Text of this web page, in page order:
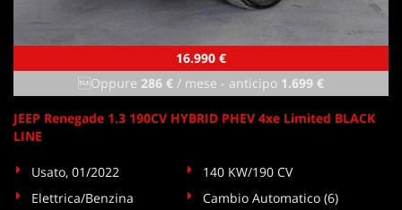
16.990 €
Oppure 286 € / mese - anticipo 1.699 €
JEEP Renegade 1.3 190CV HYBRID PHEV 4xe Limited BLACK
LINE
Usato, 01/2022
140 KW/190 CV
Elettrica/Benzina
Cambio Automatico (6)